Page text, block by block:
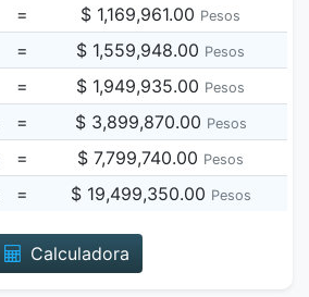
= $ 1,169,961.00 Pesos
= $ 1,559,948.00 Pesos
= $ 1,949,935.00 Pesos
= $ 3,899,870.00 Pesos
= $ 7,799,740.00 Pesos
= $ 19,499,350.00 Pesos
Calculadora